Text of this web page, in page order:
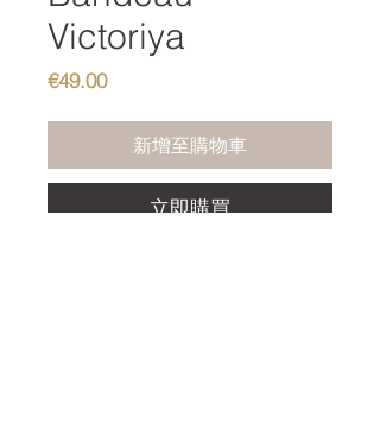
Victoriya
€49.00價格
新增至購物車
立即購買